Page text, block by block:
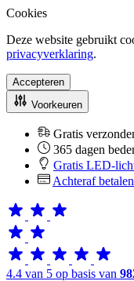
Cookies
Deze website gebruikt
privacyverklaring.
Accepteren
Voorkeuren
Gratis
365 dagen
Gratis LED-
Achteraf
4.4 van 5 op basis van